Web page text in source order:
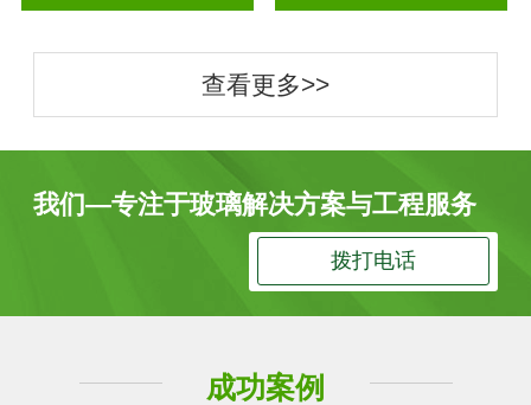
查看更多>>
我们—专注于玻璃解决方案与工程服务
拨打电话
成功案例